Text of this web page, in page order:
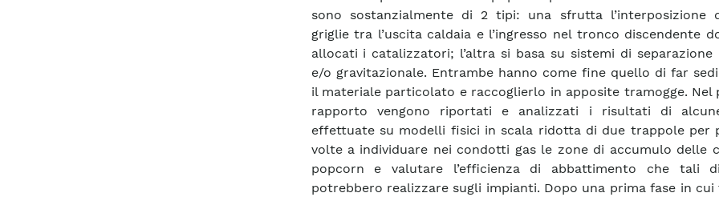
sono sostanzialmente di 2 tipi: una sfrutta l’interposizione
griglie tra l’uscita caldaia e l’ingresso nel tronco discendente
allocati i catalizzatori; l’altra si basa su sistemi di separazione
e/o gravitazionale. Entrambe hanno come fine quello di far
il materiale particolato e raccoglierlo in apposite tramogge. Nel
rapporto vengono riportati e analizzati i risultati di
effettuate su modelli fisici in scala ridotta di due trappole per
volte a individuare nei condotti gas le zone di accumulo delle
popcorn e valutare l’efficienza di abbattimento che tali
potrebbero realizzare sugli impianti. Dopo una prima fase in cui